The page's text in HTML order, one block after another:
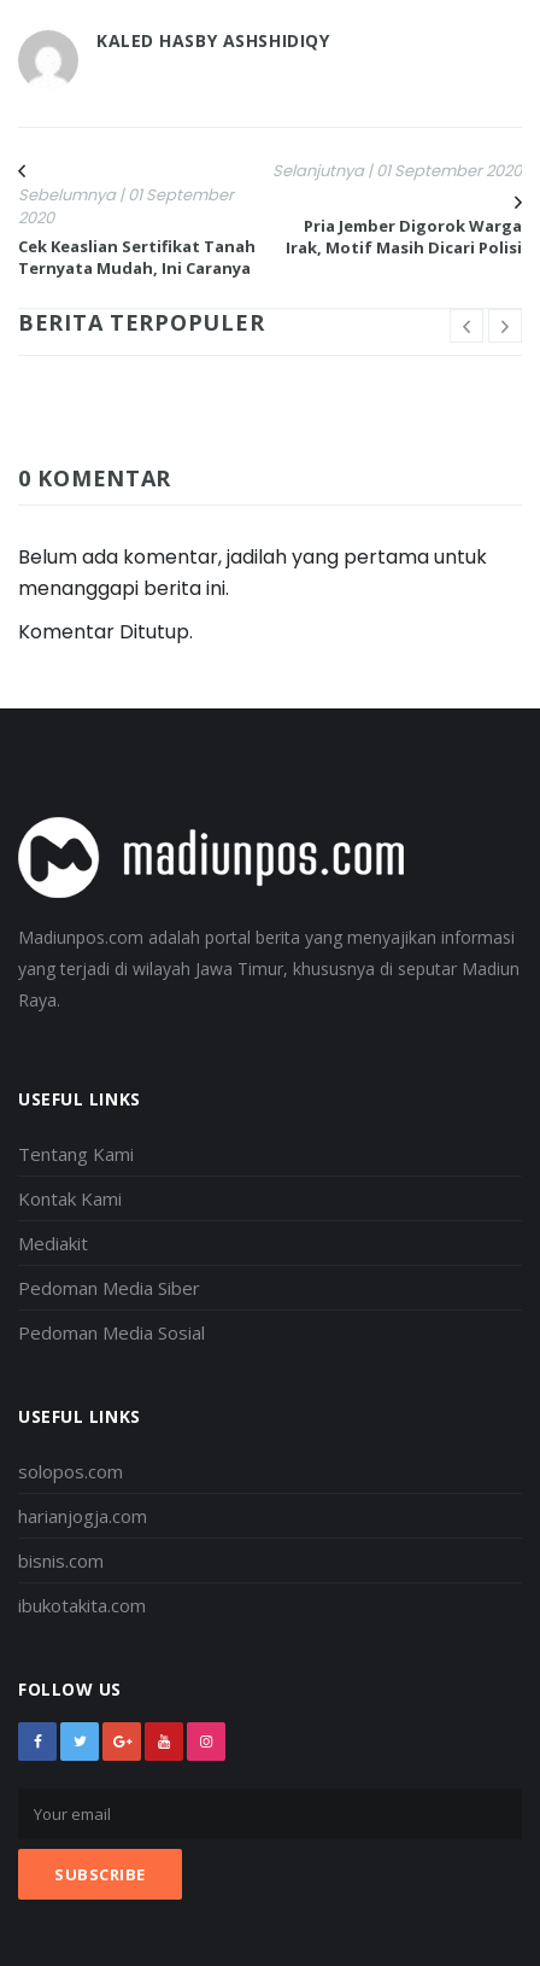
KALED HASBY ASHSHIDIQY
Sebelumnya | 01 September
2020
Cek Keaslian Sertifikat Tanah
Ternyata Mudah, Ini Caranya
Selanjutnya | 01 September 2020
Pria Jember Digorok Warga
Irak, Motif Masih Dicari Polisi
BERITA TERPOPULER
0 KOMENTAR
Belum ada komentar, jadilah yang pertama untuk
menanggapi berita ini.
Komentar Ditutup.
Madiunpos.com adalah portal berita yang menyajikan informasi
yang terjadi di wilayah Jawa Timur, khususnya di seputar Madiun
Raya.
USEFUL LINKS
Tentang Kami
Kontak Kami
Mediakit
Pedoman Media Siber
Pedoman Media Sosial
USEFUL LINKS
solopos.com
harianjogja.com
bisnis.com
ibukotakita.com
FOLLOW US